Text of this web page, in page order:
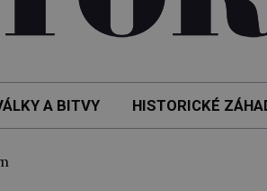
A BITVY HISTORICKÉ